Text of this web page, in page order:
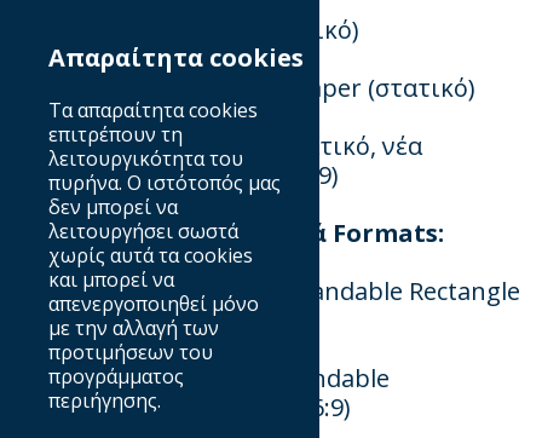
1. 300x600 Halfpage (στατικό)
2. 728x90 + 160x600 Wallpaper (στατικό)
3. 728x410 Landscape (στατικό, νέα
διάσταση, συμβατό με 16:9)
Δυναμικά Διαφημιστικά Formats:
4. 300x250 → 728x410 Expandable Rectangle
(float/slide 16:9)
5. 728x90 → 728x410 Expandable
Leaderboard (float/slide,16:9)
Απαραίτητα cookies
Τα απαραίτητα cookies
επιτρέπουν τη
λειτουργικότητα του
πυρήνα. Ο ιστότοπός μας
δεν μπορεί να
λειτουργήσει σωστά
χωρίς αυτά τα cookies
και μπορεί να
απενεργοποιηθεί μόνο
με την αλλαγή των
προτιμήσεων του
προγράμματος
περιήγησης.